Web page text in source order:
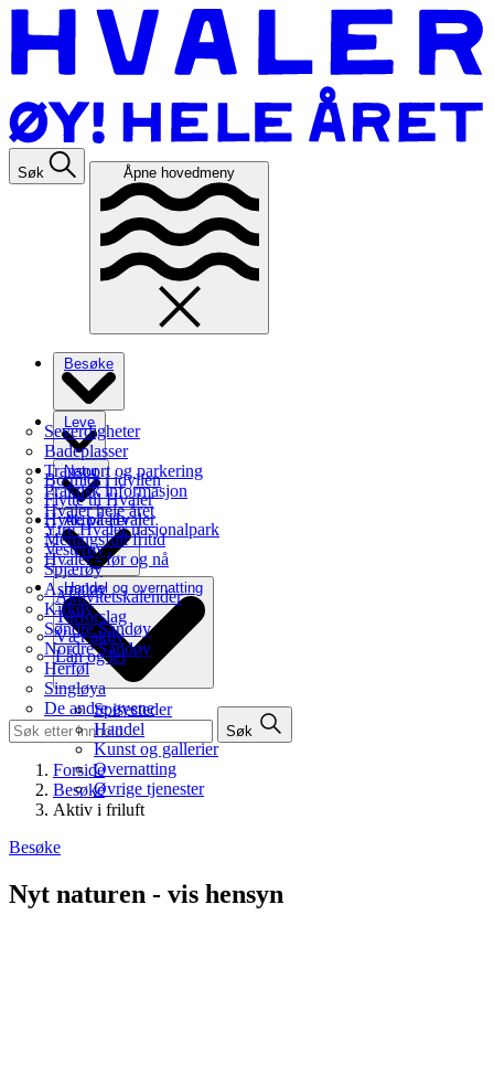
Søk Åpne hovedmeny
Besøke
Severdigheter
Badeplasser
Transport og parkering
Praktisk informasjon
Hvaler hele året
Leve
Bo midt i idyllen
Flytte til Hvaler
Hytte på Hvaler
Meningsfull fritid
Hvaler - før og nå
Natur
Ytre Hvaler nasjonalpark
Vesterøy
Spjærøy
Asmaløy
Kirkøy
Søndre Sandøy
Nordre Sandøy
Herføl
Singløya
De andre øyene
Aktiviteter
Aktivitetskalender
Turforslag
Vær aktiv
Lån og lei
Handel og overnatting
Spisesteder
Handel
Kunst og gallerier
Overnatting
Øvrige tjenester
Søk
Forside
Besøke
Aktiv i friluft
Besøke
Nyt naturen - vis hensyn